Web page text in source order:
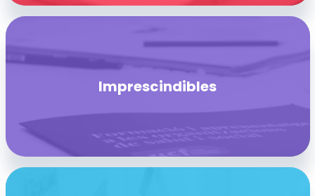
Imprescindibles